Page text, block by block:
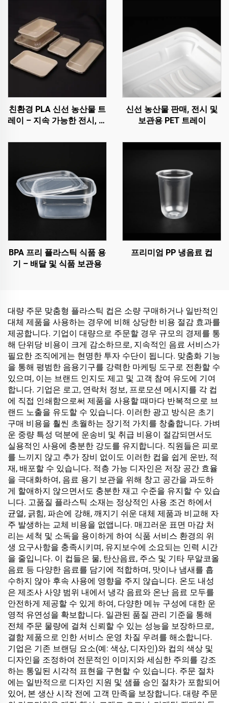
친환경 PLA 신선 농산물 트
레이 – 지속 가능한 전시, 판
신선 농산물 판매, 전시 및
보관용 PET 트레이
BPA 프리 플라스틱 식품 용
기 – 배달 및 식품 보관용
프리미엄 PP 냉음료 컵
대량 주문 맞춤형 플라스틱 컵은 소량 구매하거나 일반적인
대체 제품을 사용하는 경우에 비해 상당한 비용 절감 효과를
제공합니다. 기업이 대량으로 주문할 경우 규모의 경제를 통
해 단위당 비용이 크게 감소하므로, 지속적인 음료 서비스가
필요한 조직에게는 현명한 투자 수단이 됩니다. 맞춤화 기능
을 통해 평범한 음용기구를 강력한 마케팅 도구로 전환할 수
있으며, 이는 브랜드 인지도 제고 및 고객 참여 유도에 기여
합니다. 기업은 로고, 연락처 정보, 프로모션 메시지를 각 컵
에 직접 인쇄함으로써 제품을 사용할 때마다 반복적으로 브
랜드 노출을 유도할 수 있습니다. 이러한 광고 방식은 초기
구매 비용을 훨씬 초월하는 장기적 가치를 창출합니다. 가벼
운 중량 특성 덕분에 운송비 및 취급 비용이 절감되면서도
실용적인 사용에 충분한 강도를 유지합니다. 직원들은 피로
를 느끼지 않고 추가 장비 없이도 이러한 컵을 쉽게 운반, 적
재, 배포할 수 있습니다. 적층 가능 디자인은 저장 공간 효율
을 극대화하여, 음료 용기 보관을 위해 창고 공간을 과도하
게 할애하지 않으면서도 충분한 재고 수준을 유지할 수 있습
니다. 고품질 플라스틱 소재는 정상적인 사용 조건 하에서
균열, 긁힘, 파손에 강해, 깨지기 쉬운 대체 제품과 비교해 자
주 발생하는 교체 비용을 없앱니다. 매끄러운 표면 마감 처
리는 세척 및 소독을 용이하게 하여 식품 서비스 환경의 위
생 요구사항을 충족시키며, 유지보수에 소요되는 인력 시간
을 줄입니다. 이 컵들은 물, 탄산음료, 주스 및 기타 무알코올
음료 등 다양한 음료를 담기에 적합하며, 맛이나 냄새를 흡
수하지 않아 후속 사용에 영향을 주지 않습니다. 온도 내성
은 제조사 사양 범위 내에서 냉각 음료와 온난 음료 모두를
안전하게 제공할 수 있게 하여, 다양한 메뉴 구성에 대한 운
영적 유연성을 확보합니다. 일관된 품질 관리 기준을 통해
전체 주문 물량에 걸쳐 신뢰할 수 있는 성능을 보장하므로,
결함 제품으로 인한 서비스 운영 차질 우려를 해소합니다.
기업은 기존 브랜딩 요소(예: 색상, 디자인)와 컵의 색상 및
디자인을 조정하여 전문적인 이미지와 세심한 주의를 강조
하는 통일된 시각적 표현을 구현할 수 있습니다. 주문 절차
에는 일반적으로 디자인 지원 및 샘플 승인 절차가 포함되어
있어, 본 생산 시작 전에 고객 만족을 보장합니다. 대량 주문